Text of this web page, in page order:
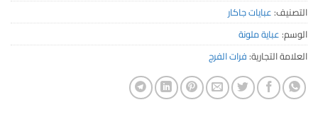
التصنيف:عبايات جاكار
الوسم:عباية ملونة
العلامة التجارية:فرات الفرج